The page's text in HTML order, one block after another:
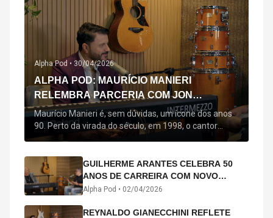
Alpha Pod • 30/04/2026
ALPHA POD: MAURÍCIO MANIERI
RELEMBRA PARCERIA COM JON
SECADA, ORIGEM DE "BEM QUERER" E
MAIS
Maurício Manieri é, sem dúvidas, um ícone dos anos
90. Perto da virada do século, em 1998, o cantor
estreou oficialmente com o seu primeiro disco, "A
acompanham até hoje, quase trinta anos mais tarde:
"Bem Querer" e "Minha Menina". Em 2026, o astro
segue com o […]
GUILHERME ARANTES CELEBRA 50
ANOS DE CARREIRA COM NOVO
ÁLBUM INTERDIMENSIONAL E TURNÊ
Alpha Pod • 02/04/2026
REYNALDO GIANECCHINI REFLETE